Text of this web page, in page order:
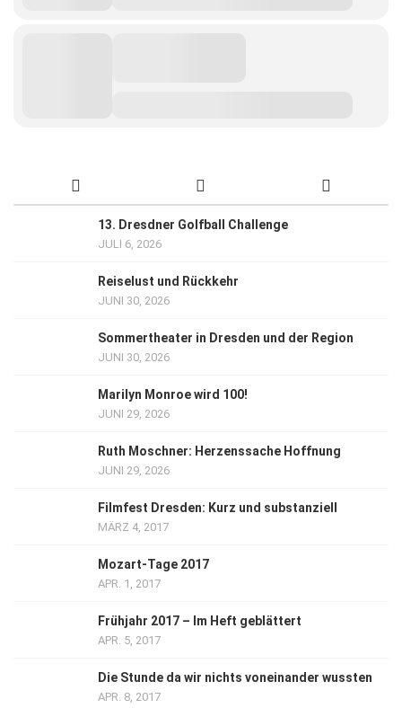
13. Dresdner Golfball Challenge
JULI 6, 2026
Reiselust und Rückkehr
JUNI 30, 2026
Sommertheater in Dresden und der Region
JUNI 30, 2026
Marilyn Monroe wird 100!
JUNI 29, 2026
Ruth Moschner: Herzenssache Hoffnung
JUNI 29, 2026
Filmfest Dresden: Kurz und substanziell
MÄRZ 4, 2017
Mozart-Tage 2017
APR. 1, 2017
Frühjahr 2017 – Im Heft geblättert
APR. 5, 2017
Die Stunde da wir nichts voneinander wussten
APR. 8, 2017